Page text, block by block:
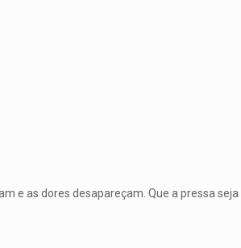
e as dores desapareçam. Que a pressa